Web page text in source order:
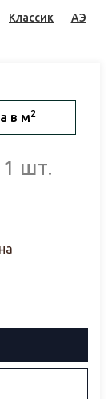
Классик
АЭ
в м2
1 шт.